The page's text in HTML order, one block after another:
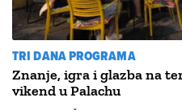
TRI DANA PROGRAMA
Znanje, igra i glazba na
vikend u Palachu